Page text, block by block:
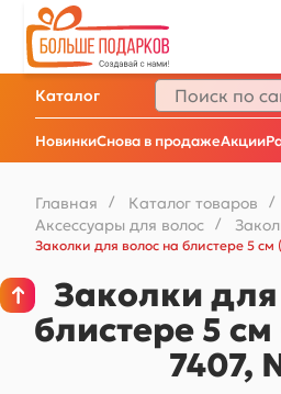
НовинкиСнова в продажеАкции
Каталог
Главная / Каталог товаров /
Аксессуары для волос /
Заколки для волос на блистере 5
Заколки
блистере 5
7407,